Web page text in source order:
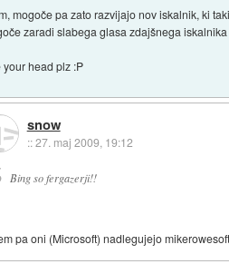
mogoče pa zato razvijajo nov iskalnik, ki
zaradi slabega glasa zdajšnega
your head plz :P
snow
::27. maj 2009, 19:12
Bing so fergazerji!!
pa oni (Microsoft) nadlegujejo